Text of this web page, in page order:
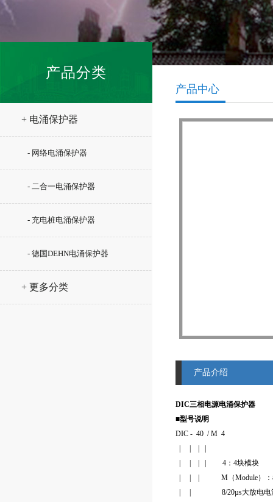
产品分类
+ 电涌保护器
- 网络电涌保护器
- 二合一电涌保护器
- 充电桩电涌保护器
- 德国DEHN电涌保护器
+ 更多分类
产品中心
产品介绍
DIC三相电源电涌保护器
■型号说明
DIC - 40 / M 4
| | | | 4：4块模块
| | | M（Module）：
| | 8/20µs大放电电流